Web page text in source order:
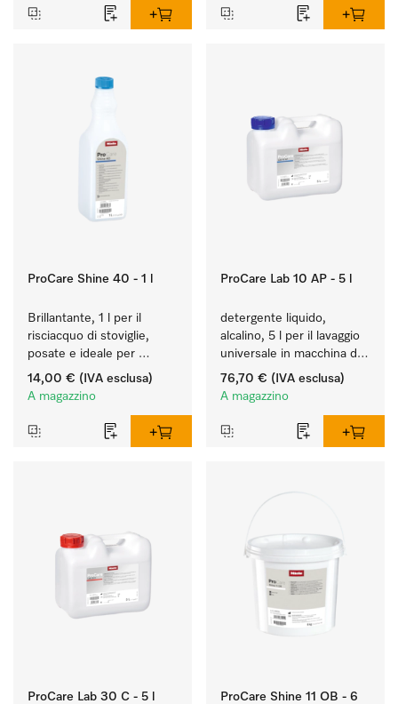
ProCare Shine 40 - 1 l
Brillantante, 1 l per il
risciacquo di stoviglie,
posate e ideale per
bicchieri.
14,00 € (IVA esclusa)
A magazzino
ProCare Lab 10 AP - 5 l
detergente liquido,
alcalino, 5 l per il lavaggio
universale in macchina di
vetreria e utensili da
laboratorio.
76,70 € (IVA esclusa)
A magazzino
ProCare Lab 30 C - 5 l
ProCare Shine 11 OB - 6